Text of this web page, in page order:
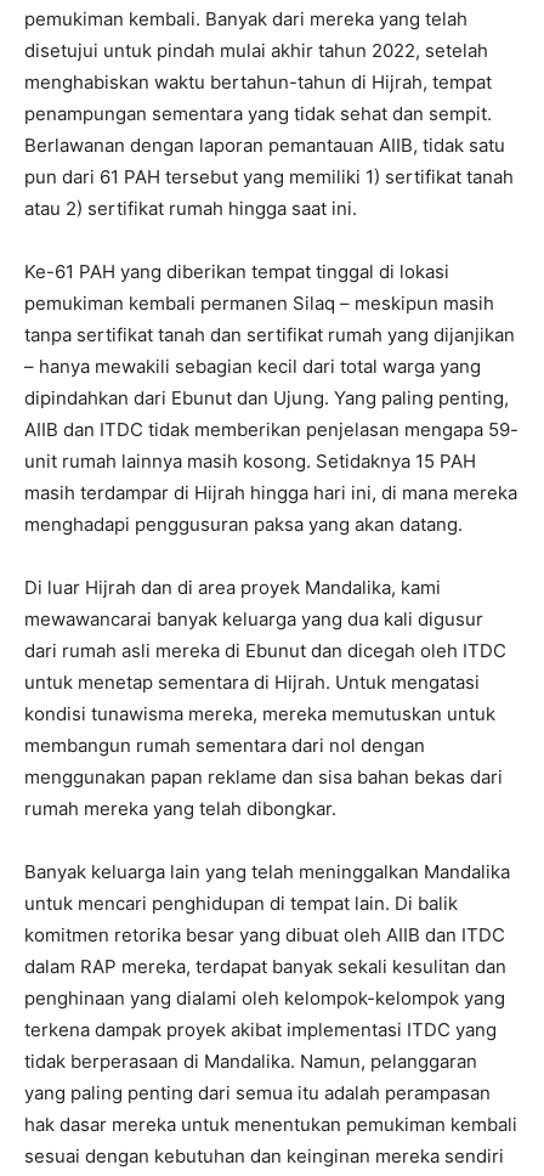
pemukiman kembali. Banyak dari mereka yang telah
disetujui untuk pindah mulai akhir tahun 2022, setelah
menghabiskan waktu bertahun-tahun di Hijrah, tempat
penampungan sementara yang tidak sehat dan sempit.
Berlawanan dengan laporan pemantauan AIIB, tidak satu
pun dari 61 PAH tersebut yang memiliki 1) sertifikat tanah
atau 2) sertifikat rumah hingga saat ini.
Ke-61 PAH yang diberikan tempat tinggal di lokasi
pemukiman kembali permanen Silaq – meskipun masih
tanpa sertifikat tanah dan sertifikat rumah yang dijanjikan
– hanya mewakili sebagian kecil dari total warga yang
dipindahkan dari Ebunut dan Ujung. Yang paling penting,
AIIB dan ITDC tidak memberikan penjelasan mengapa 59-
unit rumah lainnya masih kosong. Setidaknya 15 PAH
masih terdampar di Hijrah hingga hari ini, di mana mereka
menghadapi penggusuran paksa yang akan datang.
Di luar Hijrah dan di area proyek Mandalika, kami
mewawancarai banyak keluarga yang dua kali digusur
dari rumah asli mereka di Ebunut dan dicegah oleh ITDC
untuk menetap sementara di Hijrah. Untuk mengatasi
kondisi tunawisma mereka, mereka memutuskan untuk
membangun rumah sementara dari nol dengan
menggunakan papan reklame dan sisa bahan bekas dari
rumah mereka yang telah dibongkar.
Banyak keluarga lain yang telah meninggalkan Mandalika
untuk mencari penghidupan di tempat lain. Di balik
komitmen retorika besar yang dibuat oleh AIIB dan ITDC
dalam RAP mereka, terdapat banyak sekali kesulitan dan
penghinaan yang dialami oleh kelompok-kelompok yang
terkena dampak proyek akibat implementasi ITDC yang
tidak berperasaan di Mandalika. Namun, pelanggaran
yang paling penting dari semua itu adalah perampasan
hak dasar mereka untuk menentukan pemukiman kembali
sesuai dengan kebutuhan dan keinginan mereka sendiri